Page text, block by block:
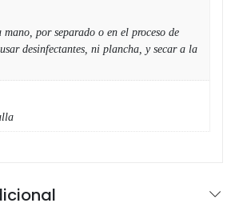
por separado o en el proceso de
desinfectantes, ni plancha, y secar a la